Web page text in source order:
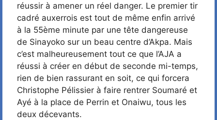
réussir à amener un réel danger. Le premier tir
cadré auxerrois est tout de même enfin arrivé
à la 55ème minute par une tête dangereuse
de Sinayoko sur un beau centre d’Akpa. Mais
c’est malheureusement tout ce que l’AJA a
réussi à créer en début de seconde mi-temps,
rien de bien rassurant en soit, ce qui forcera
Christophe Pélissier à faire rentrer Soumaré et
Ayé à la place de Perrin et Onaiwu, tous les
deux décevants.